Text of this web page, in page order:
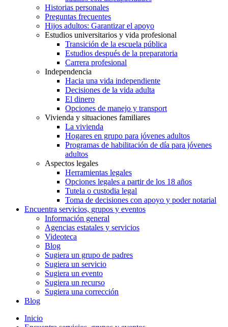
Historias personales
Preguntas frecuentes
Hijos adultos: Garantizar el apoyo
Estudios universitarios y vida profesional
Transición de la escuela pública
Estudios después de la preparatoria
Carrera profesional
Independencia
Hacia una vida independiente
Decisiones de la vida adulta
El dinero
Opciones de manejo y transport
Vivienda y situaciones familiares
La vivienda
Hogares en grupo para jóvenes adultos
Programas de habilitación de día para jóvenes
adultos
Aspectos legales
Herramientas legales
Opciones legales a partir de los 18 años
Tutela o custodia legal
Toma de decisiones con apoyo y poder notarial
Encuentra servicios, grupos y eventos
Información general
Agencias estatales y servicios
Videoteca
Blog
Sugiera un grupo de padres
Sugiera un servicio
Sugiera un evento
Sugiera un recurso
Sugiera una corrección
Blog
Inicio